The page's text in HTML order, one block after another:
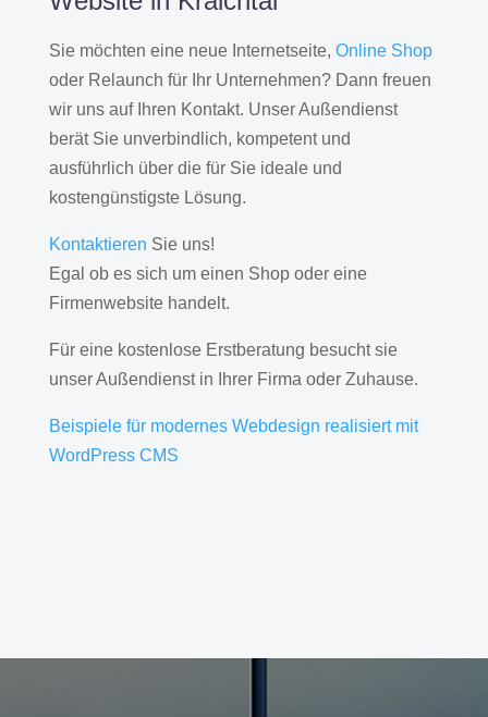
Sie möchten eine neue Internetseite, Online Shop
oder Relaunch für Ihr Unternehmen? Dann freuen
wir uns auf Ihren Kontakt. Unser Außendienst
berät Sie unverbindlich, kompetent und
ausführlich über die für Sie ideale und
kostengünstigste Lösung.
Kontaktieren Sie uns!
Egal ob es sich um einen Shop oder eine
Firmenwebsite handelt.
Für eine kostenlose Erstberatung besucht sie
unser Außendienst in Ihrer Firma oder Zuhause.
Beispiele für modernes Webdesign realisiert mit
WordPress CMS